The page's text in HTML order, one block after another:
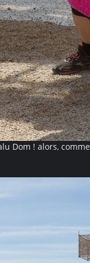
Dom ! alors,